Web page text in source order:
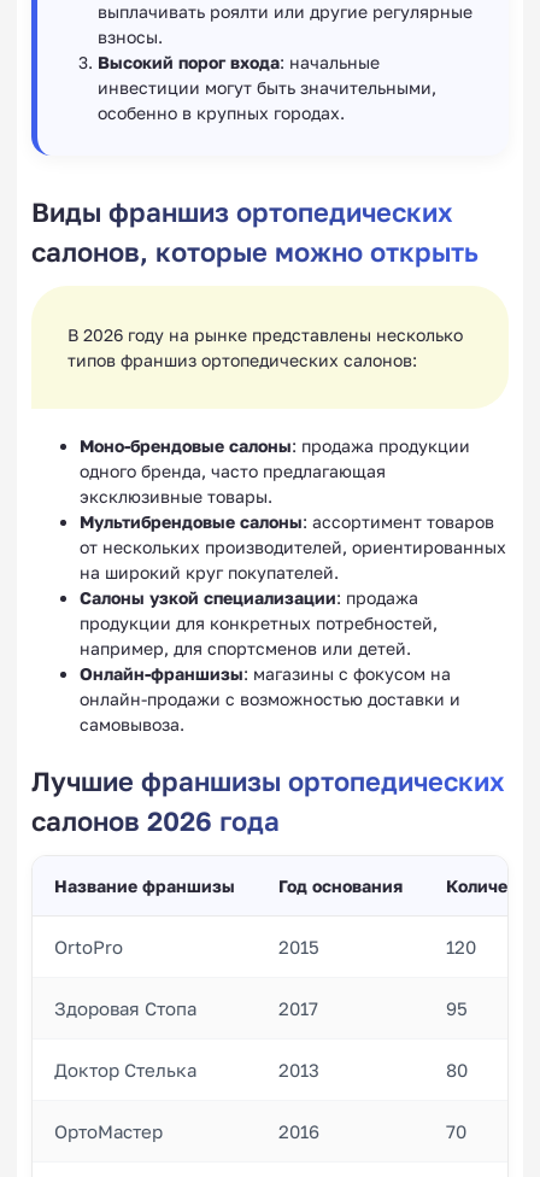
выплачивать роялти или другие регулярные
взносы.
Высокий порог входа: начальные
инвестиции могут быть значительными,
особенно в крупных городах.
Виды франшиз ортопедических
салонов, которые можно открыть
В 2026 году на рынке представлены несколько
типов франшиз ортопедических салонов:
Моно-брендовые салоны: продажа продукции
одного бренда, часто предлагающая
эксклюзивные товары.
Мультибрендовые салоны: ассортимент товаров
от нескольких производителей, ориентированных
на широкий круг покупателей.
Салоны узкой специализации: продажа
продукции для конкретных потребностей,
например, для спортсменов или детей.
Онлайн-франшизы: магазины с фокусом на
онлайн-продажи с возможностью доставки и
самовывоза.
Лучшие франшизы ортопедических
салонов 2026 года
Название франшизы Год основания
OrtoPro 2015 120
Здоровая Стопа 2017 95
Доктор Стелька 2013 80
ОртоМастер 2016 70